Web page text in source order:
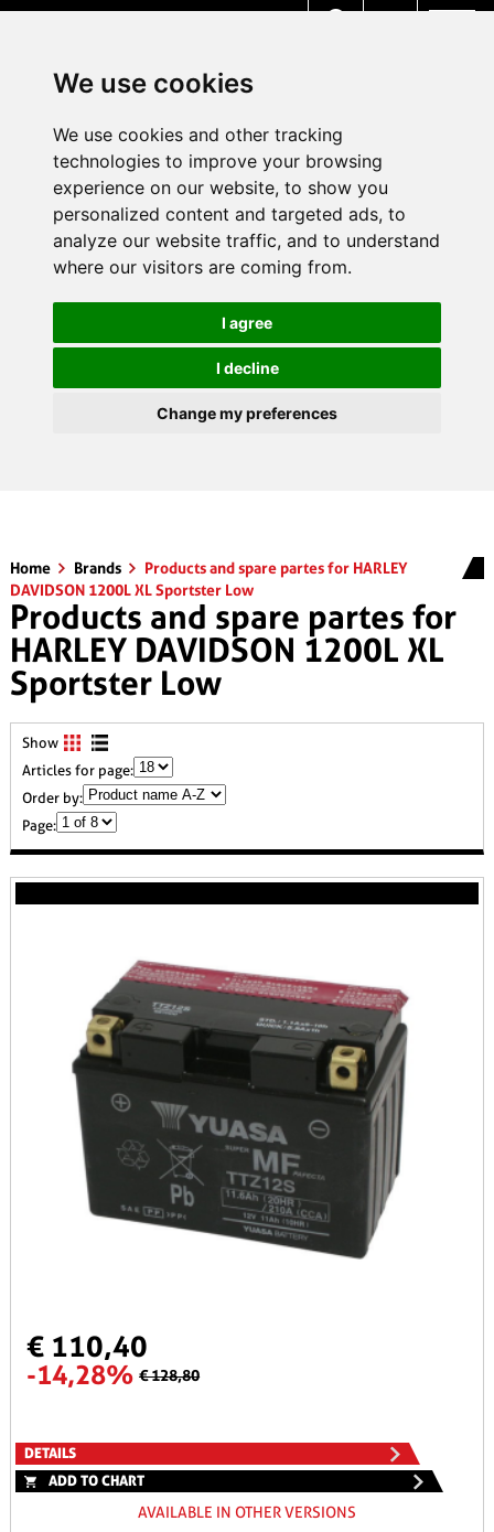
We use cookies
We use cookies and other tracking
technologies to improve your browsing
experience on our website, to show you
personalized content and targeted ads, to
analyze our website traffic, and to understand
where our visitors are coming from.
I agree
I decline
Change my preferences
Home Brands
Products and spare partes for HARLEY
DAVIDSON 1200L XL Sportster Low
Products and spare partes for
HARLEY DAVIDSON 1200L XL
Sportster Low
Show
Articles for page:
Order by:
Page:
€ 110,40
-14,28% € 128,80
DETAILS
ADD TO CHART
AVAILABLE IN OTHER VERSIONS